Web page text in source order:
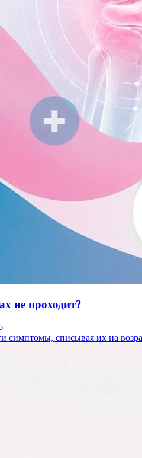
не проходит?
симптомы, списывая их на